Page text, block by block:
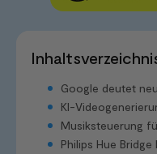
Google deutet
KI-
Musiksteuerung
Philips Hue